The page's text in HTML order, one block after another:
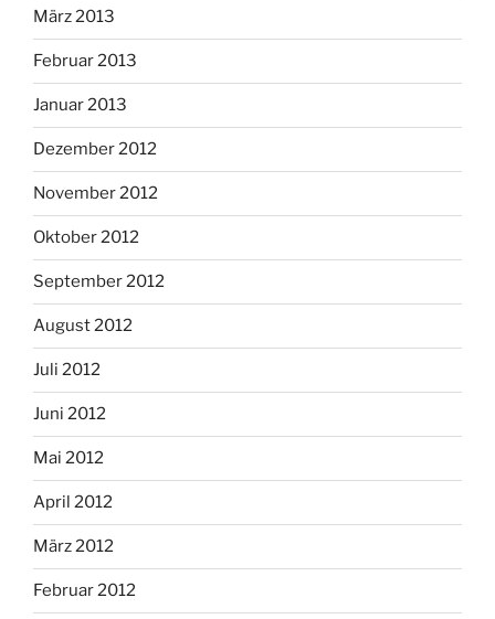
März 2013
Februar 2013
Januar 2013
Dezember 2012
November 2012
Oktober 2012
September 2012
August 2012
Juli 2012
Juni 2012
Mai 2012
April 2012
März 2012
Februar 2012